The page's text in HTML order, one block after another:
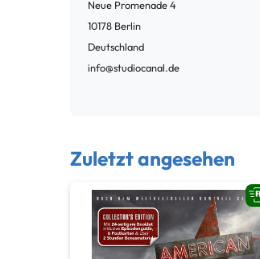
Neue Promenade4
10178 Berlin
Deutschland
info@studiocanal.de
Zuletzt angesehen